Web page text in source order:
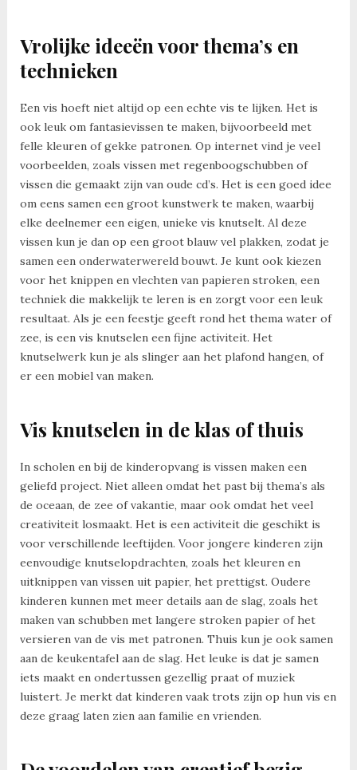
Vrolijke ideeën voor thema’s en
technieken
Een vis hoeft niet altijd op een echte vis te lijken. Het is
ook leuk om fantasievissen te maken, bijvoorbeeld met
felle kleuren of gekke patronen. Op internet vind je veel
voorbeelden, zoals vissen met regenboogschubben of
vissen die gemaakt zijn van oude cd’s. Het is een goed idee
om eens samen een groot kunstwerk te maken, waarbij
elke deelnemer een eigen, unieke vis knutselt. Al deze
vissen kun je dan op een groot blauw vel plakken, zodat je
samen een onderwaterwereld bouwt. Je kunt ook kiezen
voor het knippen en vlechten van papieren stroken, een
techniek die makkelijk te leren is en zorgt voor een leuk
resultaat. Als je een feestje geeft rond het thema water of
zee, is een vis knutselen een fijne activiteit. Het
knutselwerk kun je als slinger aan het plafond hangen, of
er een mobiel van maken.
Vis knutselen in de klas of thuis
In scholen en bij de kinderopvang is vissen maken een
geliefd project. Niet alleen omdat het past bij thema’s als
de oceaan, de zee of vakantie, maar ook omdat het veel
creativiteit losmaakt. Het is een activiteit die geschikt is
voor verschillende leeftijden. Voor jongere kinderen zijn
eenvoudige knutselopdrachten, zoals het kleuren en
uitknippen van vissen uit papier, het prettigst. Oudere
kinderen kunnen met meer details aan de slag, zoals het
maken van schubben met langere stroken papier of het
versieren van de vis met patronen. Thuis kun je ook samen
aan de keukentafel aan de slag. Het leuke is dat je samen
iets maakt en ondertussen gezellig praat of muziek
luistert. Je merkt dat kinderen vaak trots zijn op hun vis en
deze graag laten zien aan familie en vrienden.